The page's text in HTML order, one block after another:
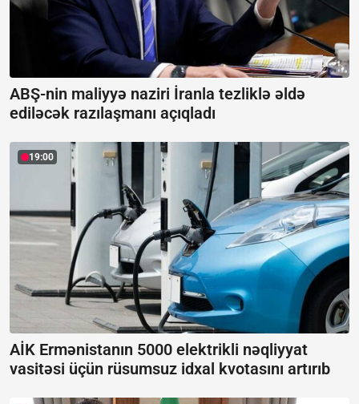
ABŞ-nin maliyyə naziri İranla tezliklə əldə
ediləcək razılaşmanı açıqladı
19:00
AİK Ermənistanın 5000 elektrikli nəqliyyat
vasitəsi üçün rüsumsuz idxal kvotasını artırıb